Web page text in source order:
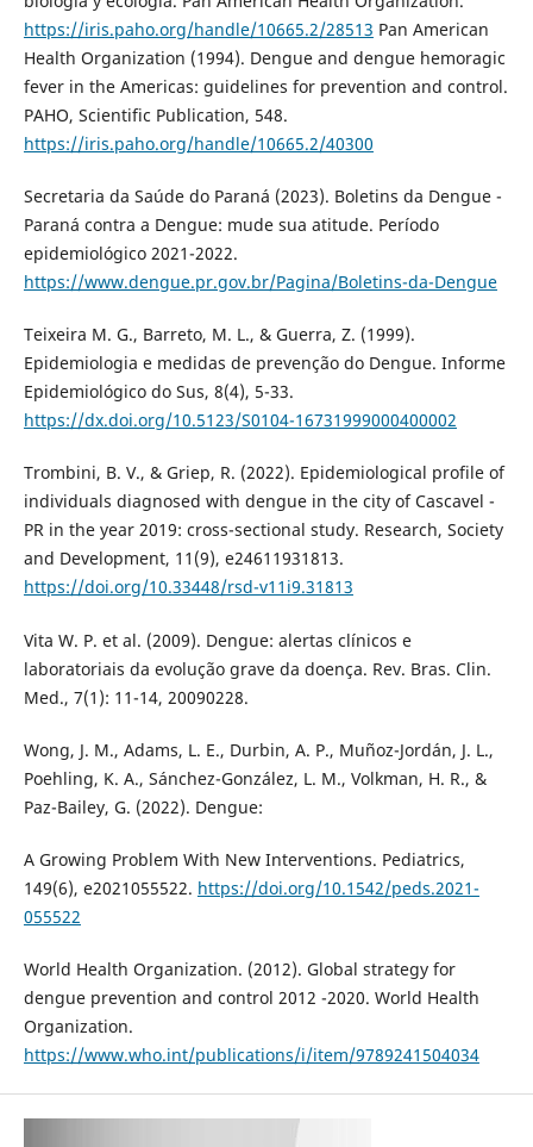
https://iris.paho.org/handle/10665.2/28513 Pan American
Health Organization (1994). Dengue and dengue hemoragic
fever in the Americas: guidelines for prevention and control.
PAHO, Scientific Publication, 548.
https://iris.paho.org/handle/10665.2/40300
Secretaria da Saúde do Paraná (2023). Boletins da Dengue -
Paraná contra a Dengue: mude sua atitude. Período
epidemiológico 2021-2022.
https://www.dengue.pr.gov.br/Pagina/Boletins-da-Dengue
Teixeira M. G., Barreto, M. L., & Guerra, Z. (1999).
Epidemiologia e medidas de prevenção do Dengue. Informe
Epidemiológico do Sus, 8(4), 5-33.
https://dx.doi.org/10.5123/S0104-16731999000400002
Trombini, B. V., & Griep, R. (2022). Epidemiological profile of
individuals diagnosed with dengue in the city of Cascavel -
PR in the year 2019: cross-sectional study. Research, Society
and Development, 11(9), e24611931813.
https://doi.org/10.33448/rsd-v11i9.31813
Vita W. P. et al. (2009). Dengue: alertas clínicos e
laboratoriais da evolução grave da doença. Rev. Bras. Clin.
Med., 7(1): 11-14, 20090228.
Wong, J. M., Adams, L. E., Durbin, A. P., Muñoz-Jordán, J. L.,
Poehling, K. A., Sánchez-González, L. M., Volkman, H. R., &
Paz-Bailey, G. (2022). Dengue:
A Growing Problem With New Interventions. Pediatrics,
149(6), e2021055522. https://doi.org/10.1542/peds.2021-
055522
World Health Organization. (2012). Global strategy for
dengue prevention and control 2012 -2020. World Health
Organization.
https://www.who.int/publications/i/item/9789241504034